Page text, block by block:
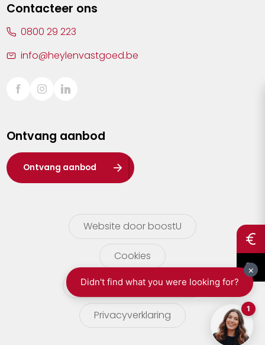
Sint-Truiden
Waasland
Wuustwezel
Zoersel
Contacteer ons
0800 29 223
info@heylenvastgoed.be
Ontvang aanbod
Ontvang aanbod
Website door boostU
Cookies
gebruikersvoorwaarden
Privacyverklaring